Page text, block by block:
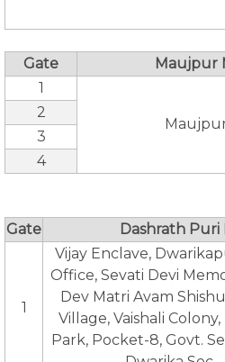
Gate
Maujpur
1
2
3
4
Gate Dashrath
1
Vijay Enclave,
Office, Sevati Devi
Dev Matri Avam
Village, Vaishali
Park, Pocket-8, Govt.